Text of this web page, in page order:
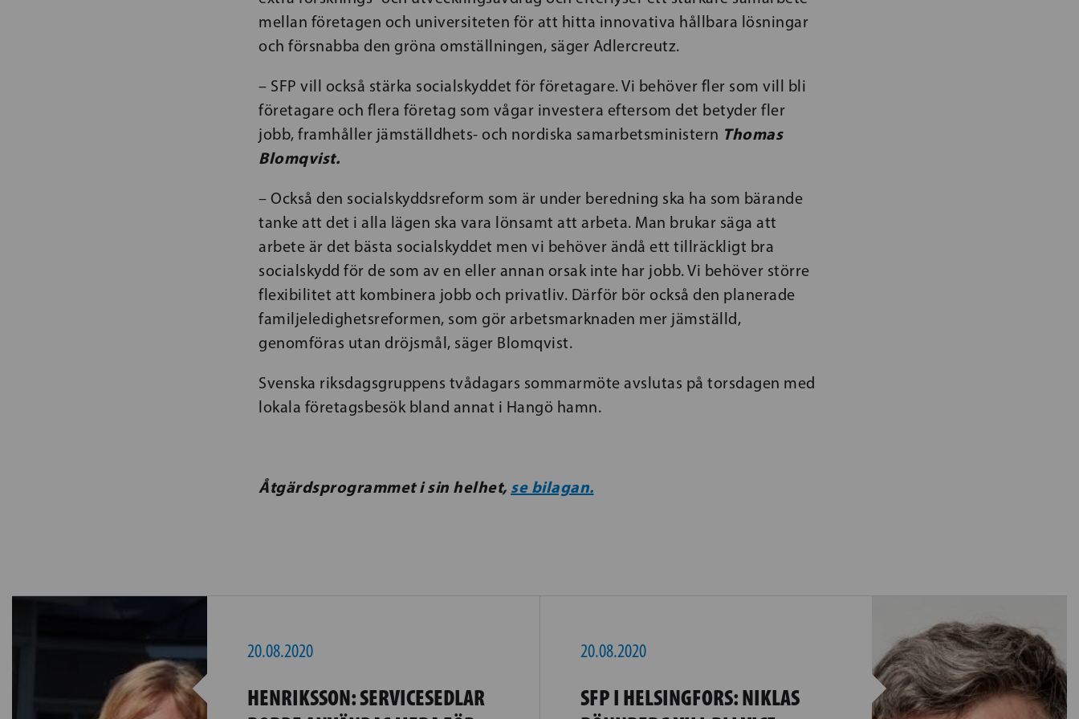
mellan företagen och universiteten för att hitta innovativa hållbara lösningar
och försnabba den gröna omställningen, säger Adlercreutz.
– SFP vill också stärka socialskyddet för företagare. Vi behöver fler som vill bli
företagare och flera företag som vågar investera eftersom det betyder fler
jobb, framhåller jämställdhets- och nordiska samarbetsministern Thomas
Blomqvist.
– Också den socialskyddsreform som är under beredning ska ha som bärande
tanke att det i alla lägen ska vara lönsamt att arbeta. Man brukar säga att
arbete är det bästa socialskyddet men vi behöver ändå ett tillräckligt bra
socialskydd för de som av en eller annan orsak inte har jobb. Vi behöver större
flexibilitet att kombinera jobb och privatliv. Därför bör också den planerade
familjeledighetsreformen, som gör arbetsmarknaden mer jämställd,
genomföras utan dröjsmål, säger Blomqvist.
Svenska riksdagsgruppens tvådagars sommarmöte avslutas på torsdagen med
lokala företagsbesök bland annat i Hangö hamn.
Åtgärdsprogrammet i sin helhet, se bilagan.
20.08.2020
HENRIKSSON: SERVICESEDLAR
20.08.2020
SFP I HELSINGFORS: NIKLAS